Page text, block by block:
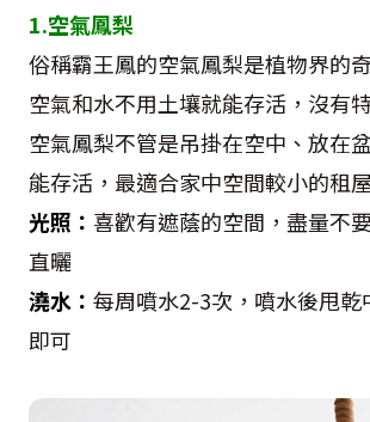
1.空氣鳳梨
俗稱霸王鳳的空氣鳳梨是植物界的
空氣和水不用土壤就能存活，沒有
空氣鳳梨不管是吊掛在空中、放在
能存活，最適合家中空間較小的租
光照： 喜歡有遮蔭的空間，盡量不
直曬
澆水： 每周噴水2-3次，噴水後甩乾
即可